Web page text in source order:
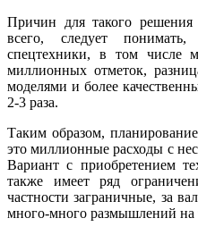
Причин для такого решения
всего, следует
спецтехники, в том числе
миллионных отметок,
моделями и более
2-3 раза.
Таким образом,
это миллионные расходы с
Вариант с приобретением
также имеет ряд
частности заграничные, за
много-много размышлений на